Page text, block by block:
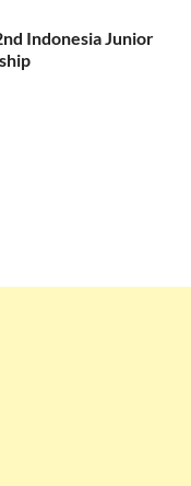
Indonesia Junior